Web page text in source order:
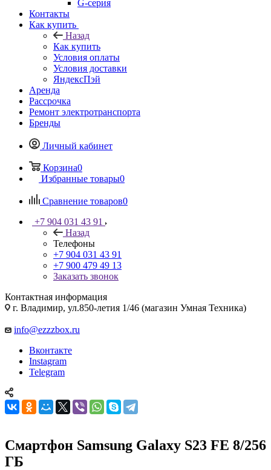
G-серия
Контакты
Как купить
Назад
Как купить
Условия оплаты
Условия доставки
ЯндексПэй
Аренда
Рассрочка
Ремонт электротранспорта
Бренды
Личный кабинет
Корзина0
Избранные товары0
Сравнение товаров0
+7 904 031 43 91
Назад
Телефоны
+7 904 031 43 91
+7 900 479 49 13
Заказать звонок
Контактная информация
г. Владимир, ул.850-летия 1/46 (магазин Умная Техника)
info@ezzzbox.ru
Вконтакте
Instagram
Telegram
Смартфон Samsung Galaxy S23 FE 8/256
ГБ